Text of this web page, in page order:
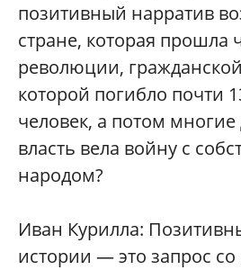
позитивный нарратив
стране, которая прошла
революции,
которой погибло почти
человек, а потом многие
власть вела войну с
народом?
Иван Курилла:
истории — это запрос